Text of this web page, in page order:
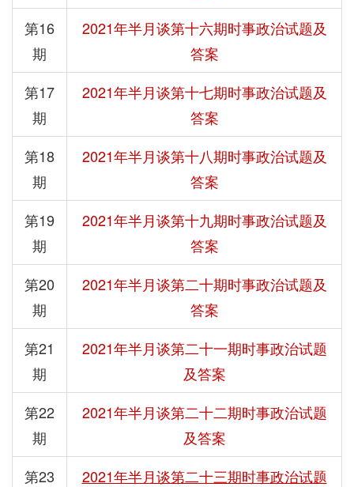
第16
期
2021年半月谈第十六期时事政治试题及
答案
第17
期
2021年半月谈第十七期时事政治试题及
答案
第18
期
2021年半月谈第十八期时事政治试题及
答案
第19
期
2021年半月谈第十九期时事政治试题及
答案
第20
期
2021年半月谈第二十期时事政治试题及
答案
第21
期
2021年半月谈第二十一期时事政治试题
及答案
第22
期
2021年半月谈第二十二期时事政治试题
及答案
第23
2021年半月谈第二十三期时事政治试题